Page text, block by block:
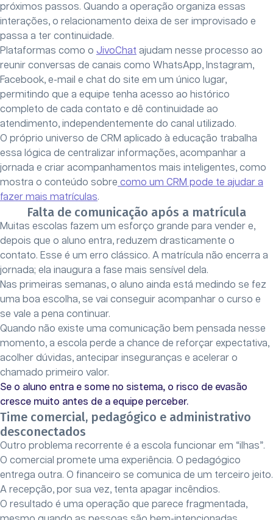
próximos passos. Quando a operação organiza essas
interações, o relacionamento deixa de ser improvisado e
passa a ter continuidade.
Plataformas como o JivoChat ajudam nesse processo ao
reunir conversas de canais como WhatsApp, Instagram,
Facebook, e-mail e chat do site em um único lugar,
permitindo que a equipe tenha acesso ao histórico
completo de cada contato e dê continuidade ao
atendimento, independentemente do canal utilizado.
O próprio universo de CRM aplicado à educação trabalha
essa lógica de centralizar informações, acompanhar a
jornada e criar acompanhamentos mais inteligentes, como
mostra o conteúdo sobre como um CRM pode te ajudar a
fazer mais matrículas.
Falta de comunicação após a matrícula
Muitas escolas fazem um esforço grande para vender e,
depois que o aluno entra, reduzem drasticamente o
contato. Esse é um erro clássico. A matrícula não encerra a
jornada; ela inaugura a fase mais sensível dela.
Nas primeiras semanas, o aluno ainda está medindo se fez
uma boa escolha, se vai conseguir acompanhar o curso e
se vale a pena continuar.
Quando não existe uma comunicação bem pensada nesse
momento, a escola perde a chance de reforçar expectativa,
acolher dúvidas, antecipar inseguranças e acelerar o
chamado primeiro valor.
Se o aluno entra e some no sistema, o risco de evasão
cresce muito antes de a equipe perceber.
Time comercial, pedagógico e administrativo
desconectados
Outro problema recorrente é a escola funcionar em “ilhas”.
O comercial promete uma experiência. O pedagógico
entrega outra. O financeiro se comunica de um terceiro jeito.
A recepção, por sua vez, tenta apagar incêndios.
O resultado é uma operação que parece fragmentada,